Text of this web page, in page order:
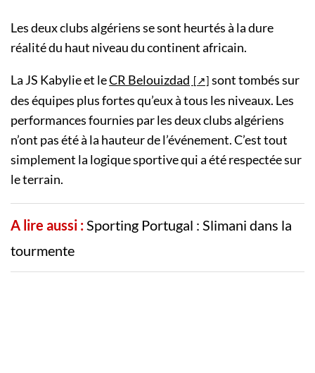
Les deux clubs algériens se sont heurtés à la dure
réalité du haut niveau du continent africain.
La JS Kabylie et leCR Belouizdad
sont tombés sur
des équipes plus fortes qu’eux à tous les niveaux. Les
performances fournies par les deux clubs algériens
n’ont pas été à la hauteur de l’événement. C’est tout
simplement la logique sportive qui a été respectée sur
le terrain.
A lire aussi : Sporting Portugal : Slimani dans la
tourmente